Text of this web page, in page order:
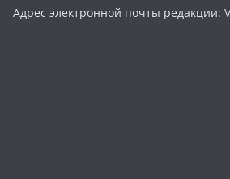
Адрес электронной почты редакции: